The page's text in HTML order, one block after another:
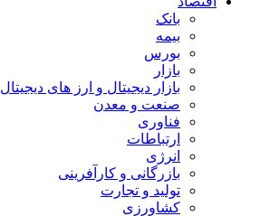
بانک
بیمه
بورس
بازار
بازار دیجیتال و ارز های دیجیتال
صنعت و معدن
فناوری
ارتباطات
انرژی
بازرگانی و کارآفرینی
تولید و تجارت
کشاورزی